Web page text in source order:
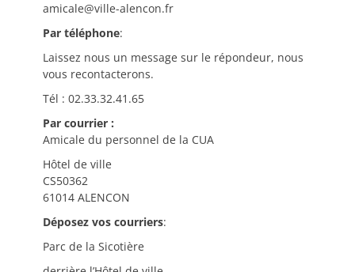
amicale@ville-alencon.fr
Par téléphone:
Laissez nous un message sur le répondeur, nous
vous recontacterons.
Tél : 02.33.32.41.65
Par courrier :
Amicale du personnel de la CUA
Hôtel de ville
CS50362
61014 ALENCON
Déposez vos courriers:
Parc de la Sicotière